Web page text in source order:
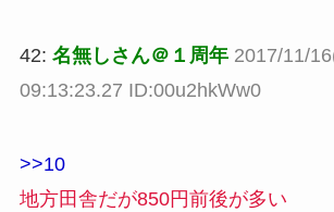
42: 名無しさん＠１周年 2017/11/
09:13:23.27 ID:00u2hkWw0
>>10
地方田舎だが850円前後が多い